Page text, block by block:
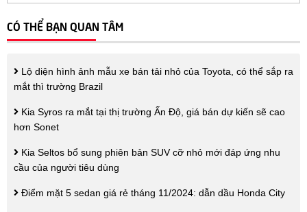
CÓ THỂ BẠN QUAN TÂM
Lộ diện hình ảnh mẫu xe bán tải nhỏ của Toyota, có thể sắp ra
mắt thì trường Brazil
Kia Syros ra mắt tại thị trường Ấn Độ, giá bán dự kiến sẽ cao
hơn Sonet
Kia Seltos bổ sung phiên bản SUV cỡ nhỏ mới đáp ứng nhu
cầu của người tiêu dùng
Điểm mặt 5 sedan giá rẻ tháng 11/2024: dẫn dầu Honda City